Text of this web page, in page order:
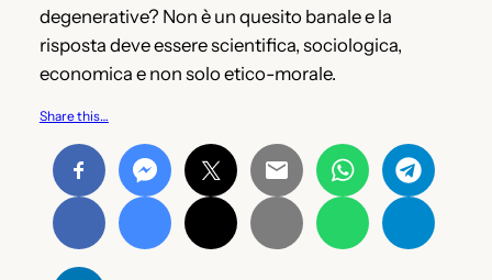
degenerative? Non è un quesito banale e la
risposta deve essere scientifica, sociologica,
economica e non solo etico-morale.
Share this…